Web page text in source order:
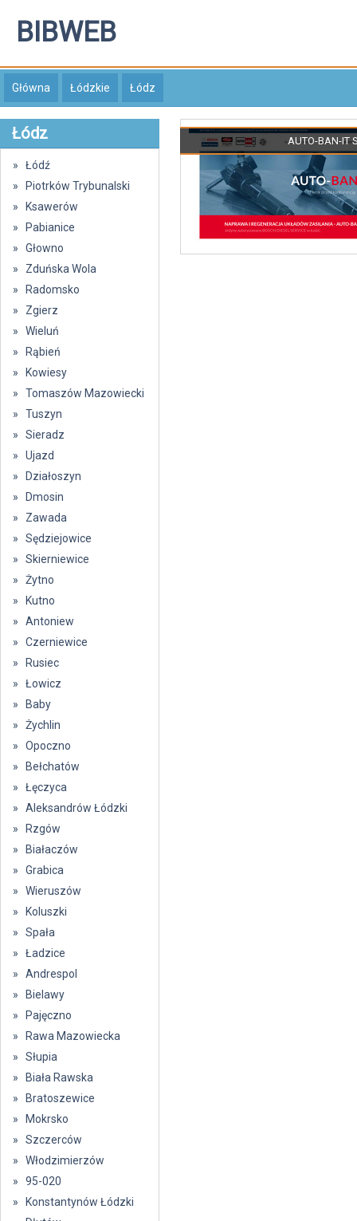
BIBWEB
Główna Łódzkie Łódz
Łódz
» Łódź
» Piotrków Trybunalski
» Ksawerów
» Pabianice
» Głowno
» Zduńska Wola
» Radomsko
» Zgierz
» Wieluń
» Rąbień
» Kowiesy
» Tomaszów Mazowiecki
» Tuszyn
» Sieradz
» Ujazd
» Działoszyn
» Dmosin
» Zawada
» Sędziejowice
» Skierniewice
» Żytno
» Kutno
» Antoniew
» Czerniewice
» Rusiec
» Łowicz
» Baby
» Żychlin
» Opoczno
» Bełchatów
» Łęczyca
» Aleksandrów Łódzki
» Rzgów
» Białaczów
» Grabica
» Wieruszów
» Koluszki
» Spała
» Ładzice
» Andrespol
» Bielawy
» Pajęczno
» Rawa Mazowiecka
» Słupia
» Biała Rawska
» Bratoszewice
» Mokrsko
» Szczerców
» Włodzimierzów
» 95-020
» Konstantynów Łódzki
AUTO-BAN-IT